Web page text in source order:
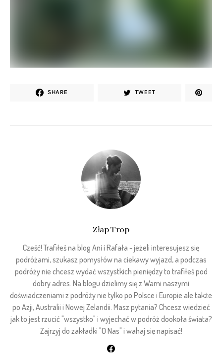
SHARE TWEET
Złap Trop
Cześć! Trafiłeś na blog Ani i Rafała - jeżeli interesujesz się
podróżami, szukasz pomysłów na ciekawy wyjazd, a podczas
podróży nie chcesz wydać wszystkich pieniędzy to trafiłeś pod
dobry adres. Na blogu dzielimy się z Wami naszymi
doświadczeniami z podróży nie tylko po Polsce i Europie ale także
po Azji, Australii i Nowej Zelandii. Masz pytania? Chcesz wiedzieć
jak to jest rzucić "wszystko" i wyjechać w podróż dookoła świata?
Zajrzyj do zakładki "O Nas" i wahaj się napisać!